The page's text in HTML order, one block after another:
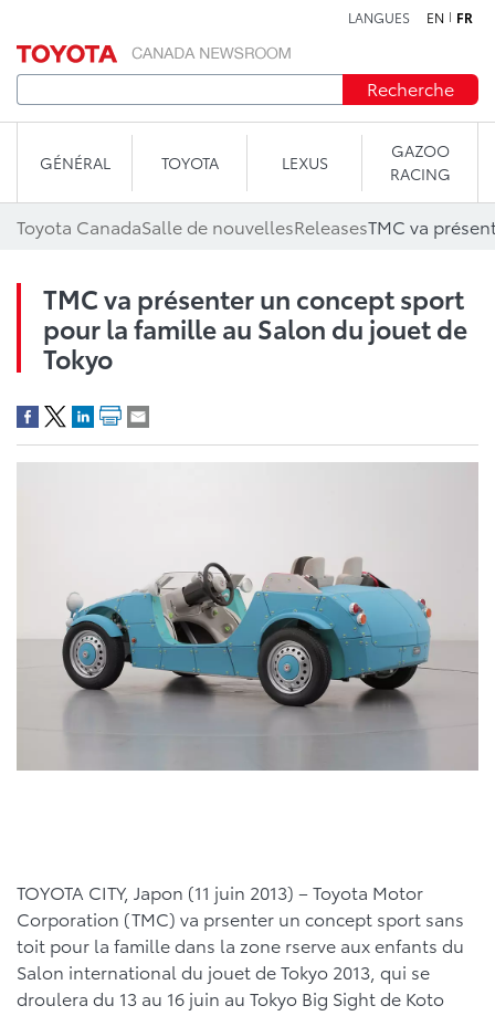
LANGUES EN FR
Recherche
GÉNÉRAL TOYOTA LEXUS
GAZOO
RACING
Toyota CanadaSalle de nouvellesReleases
TMC va présenter un concept sport
pour la famille au Salon du jouet de
Tokyo
TOYOTA CITY, Japon (11 juin 2013) – Toyota Motor
Corporation (TMC) va prsenter un concept sport sans
toit pour la famille dans la zone rserve aux enfants du
Salon international du jouet de Tokyo 2013, qui se
droulera du 13 au 16 juin au Tokyo Big Sight de Koto